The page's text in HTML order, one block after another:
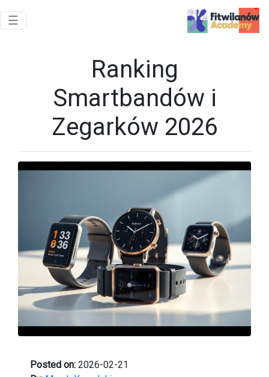
Toggle navigation
☰
Ranking
Smartbandów i
Zegarków 2026
Posted on: 2026-02-21